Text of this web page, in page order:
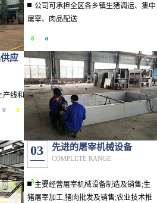
公司可承担全区各乡镇生猪调运、集中
屠宰、肉品配送
应
产线和
03 先进的屠宰机械设备
COMPLETE RANGE
主要经营屠宰机械设备制造及销售;生
猪屠宰加工;猪肉批发及销售;农业技术推